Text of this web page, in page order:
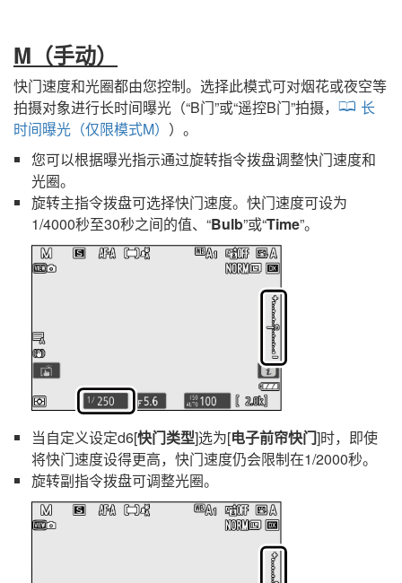
M （手动）
快门速度和光圈都由您控制。选择此模式可对烟花或夜空等
拍摄对象进行长时间曝光（“B门”或“遥控B门”拍摄，
长
时间曝光（仅限模式M） ）。
您可以根据曝光指示通过旋转指令拨盘调整快门速度和
光圈。
旋转主指令拨盘可选择快门速度。快门速度可设为
1/4000秒至30秒之间的值、“Bulb”或“Time”。
当自定义设定d6[快门类型]选为[电子前帘快门]时，即使
将快门速度设得更高，快门速度仍会限制在1/2000秒。
旋转副指令拨盘可调整光圈。